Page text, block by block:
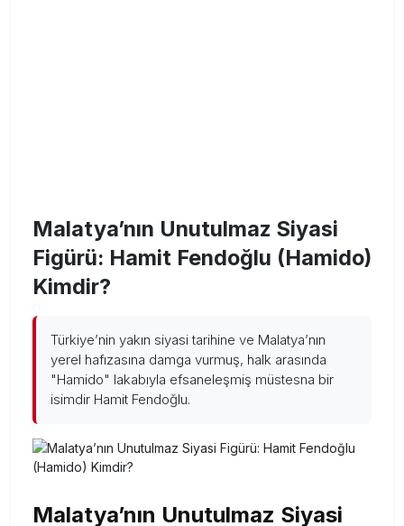
Malatya’nın Unutulmaz Siyasi
Figürü: Hamit Fendoğlu (Hamido)
Kimdir?
Türkiye’nin yakın siyasi tarihine ve Malatya’nın
yerel hafızasına damga vurmuş, halk arasında
"Hamido" lakabıyla efsaneleşmiş müstesna bir
isimdir Hamit Fendoğlu.
Malatya’nın Unutulmaz Siyasi